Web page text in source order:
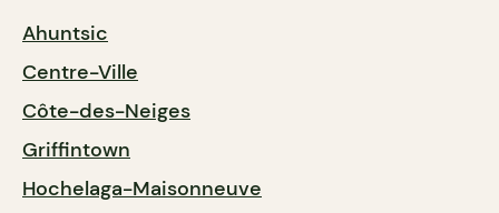
Ahuntsic
Centre-Ville
Côte-des-Neiges
Griffintown
Hochelaga-Maisonneuve